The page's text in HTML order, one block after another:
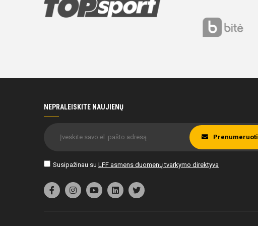
NEPRALEISKITE NAUJIENŲ
Susipažinau su LFF asmens duomenų tvarkymo direktyva
Prenumeruoti